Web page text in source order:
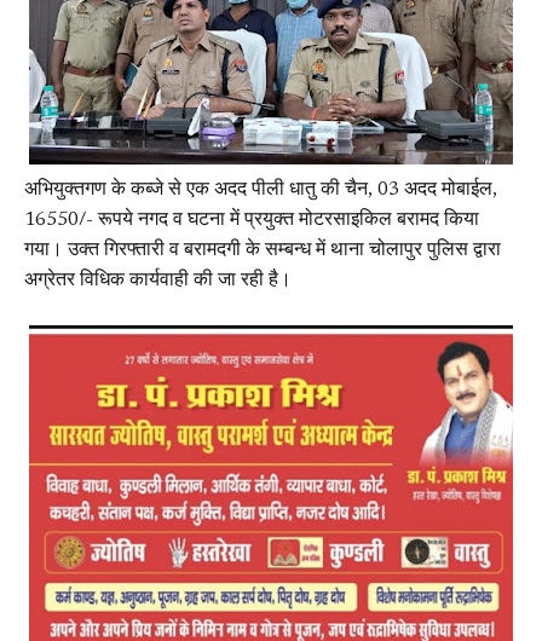
अभियुक्तगण के कब्जे से एक अदद पीली धातु की चैन, 03 अदद मोबाईल,
16550/- रूपये नगद व घटना में प्रयुक्त मोटरसाइकिल बरामद किया
गया। उक्त गिरफ्तारी व बरामदगी के सम्बन्ध में थाना चोलापुर पुलिस द्वारा
अग्रेतर विधिक कार्यवाही की जा रही है।